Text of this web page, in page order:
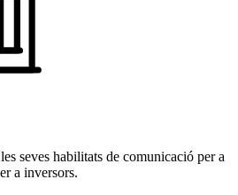
seves habilitats de comunicació per a
a inversors.